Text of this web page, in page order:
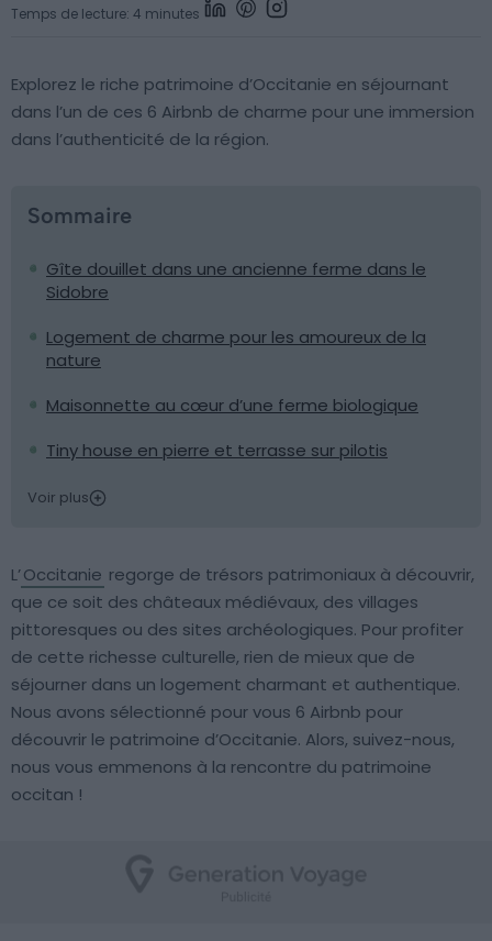
Temps de lecture: 4 minutes
Explorez le riche patrimoine d’Occitanie en séjournant
dans l’un de ces 6 Airbnb de charme pour une immersion
dans l’authenticité de la région.
Sommaire
Gîte douillet dans une ancienne ferme dans le
Sidobre
Logement de charme pour les amoureux de la
nature
Maisonnette au cœur d’une ferme biologique
Tiny house en pierre et terrasse sur pilotis
Voir plus
L’Occitanie regorge de trésors patrimoniaux à découvrir,
que ce soit des châteaux médiévaux, des villages
pittoresques ou des sites archéologiques. Pour profiter
de cette richesse culturelle, rien de mieux que de
séjourner dans un logement charmant et authentique.
Nous avons sélectionné pour vous 6 Airbnb pour
découvrir le patrimoine d’Occitanie. Alors, suivez-nous,
nous vous emmenons à la rencontre du patrimoine
occitan !